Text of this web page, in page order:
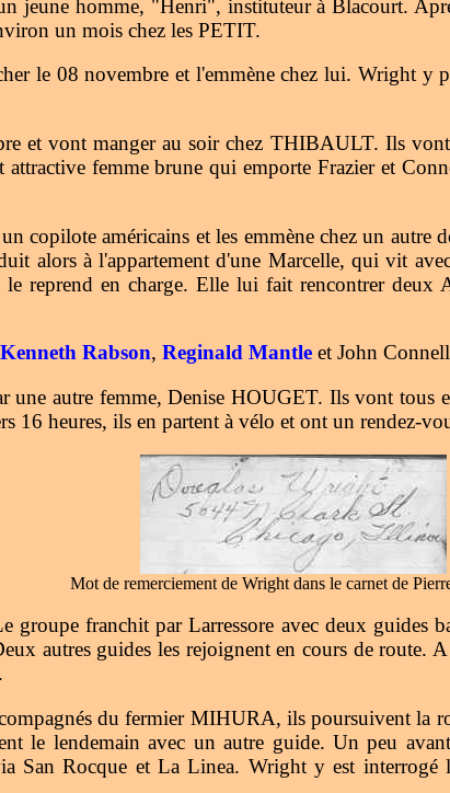
jeune homme, "Henri", instituteur à Blacourt.
un mois chez les PETIT.
le 08 novembre et l'emmène chez lui. Wright y
et vont manger au soir chez THIBAULT. Ils
femme brune qui emporte Frazier et
copilote américains et les emmène chez un autre
alors à l'appartement d'une Marcelle, qui vit
reprend en charge. Elle lui fait rencontrer
Kenneth Rabson, Reginald Mantle et John
autre femme, Denise HOUGET. Ils vont tous
heures, ils en partent à vélo et ont un rendez-
Mot de remerciement de Wright dans le carnet de
groupe franchit par Larressore avec deux guides
autres guides les rejoignent en cours de
du fermier MIHURA, ils poursuivent la
le lendemain avec un autre guide. Un peu
San Rocque et La Linea. Wright y est